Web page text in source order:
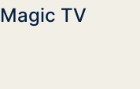
TV